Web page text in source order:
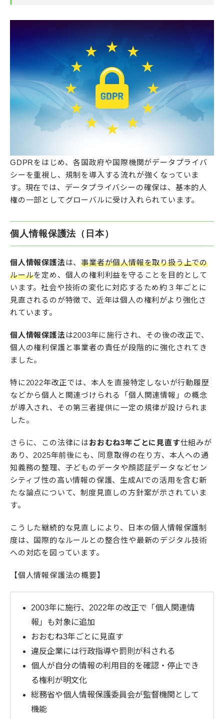
GDPRをはじめ、各国政府や国際機関がデータプライバ
シーを重視し、規制を導入する流れが強くなっていま
す。現在では、データプライバシーの確保は、基本的人
権の一部としてグローバルに受け入れられています。
個人情報保護法（日本）
個人情報保護法 は、事業者が個人情報を取り扱う上での
ルールを定め、個人の権利利益を守ることを目的として
います。社会や技術の変化に対応するため約３年ごとに
見直されるのが特徴で、近年は個人の権利がより強化さ
れています。
個人情報保護法 は2003年に施行され、その後の改正で、
個人の権利保護と事業者の責任が段階的に強化されてき
ました。
特に2022年改正では、本人を直接特定しないが行動履歴
などから個人と関連づけられる「個人関連情報」の概念
が導入され、その第三者提供に一定の規律が設けられま
した。
さらに、この法律にはおおむね3年ごとに見直す仕組みが
あり、2025年前後にも、同意取得の在り方、本人への通
知義務の整理、子どものデータや顔認証データなどセン
シティブ性の高い情報の保護、生成AIでの活用を含む新
たな論点について、制度見直しの方針案が示されていま
す。
こうした継続的な見直しにより、日本の個人情報保護制
度は、国際的なルールとの整合性や最新のデジタル技術
への対応を図っています。
【個人情報保護法の概要】
2003年に施行、2022年の改正で「個人関連情
報」も対象に追加
おおむね3年ごとに見直す
違反企業には行政指導や罰則が科される
個人が自分の情報の利用目的を確認・停止でき
る権利が明文化
総務省や個人情報保護委員会が監督機関として
機能